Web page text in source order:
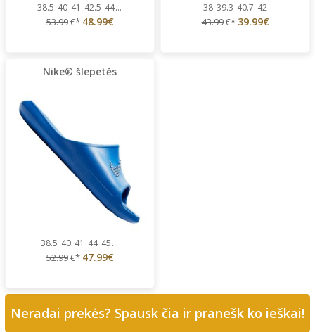
38.5 40 41 42.5 44...
53.99€* 48.99€
38 39.3 40.7 42
43.99€* 39.99€
Nike® šlepetės
38.5 40 41 44 45...
52.99€* 47.99€
Neradai prekės? Spausk čia ir pranešk ko ieškai!